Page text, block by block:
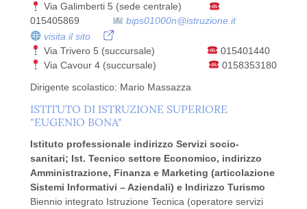
Via Galimberti 5 (sede centrale)
015405869
bips01000n@istruzione.it
visita il sito
Via Trivero 5 (succursale)
015401440
Via Cavour 4 (succursale)
0158353180
Dirigente scolastico: Mario Massazza
ISTITUTO DI ISTRUZIONE SUPERIORE
"EUGENIO BONA"
Istituto professionale indirizzo Servizi socio-
sanitari; Ist. Tecnico settore Economico, indirizzo
Amministrazione, Finanza e Marketing (articolazione
Sistemi Informativi – Aziendali) e Indirizzo Turismo
Biennio integrato Istruzione Tecnica (operatore servizi